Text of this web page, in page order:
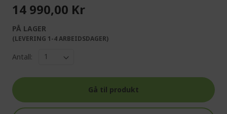
14 990,00 Kr
PÅ LAGER
(LEVERING 1-4 ARBEIDSDAGER)
Antall:
Gå til produkt